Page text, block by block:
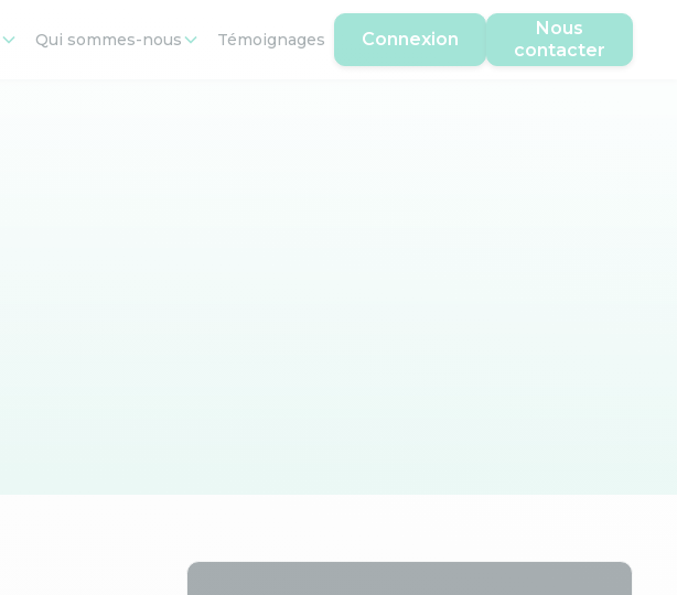
Qui sommes-nous Témoignages Connexion
Nous
contacter